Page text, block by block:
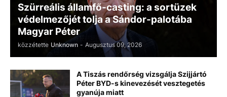
Szürreális államfő-casting: a sortüzek
védelmezőjét tolja a Sándor-palotába
Magyar Péter
közzétette Unknown - Augusztus 09, 2026
A Tiszás rendőrség vizsgálja Szijjártó
Péter BYD-s kinevezését vesztegetés
gyanúja miatt